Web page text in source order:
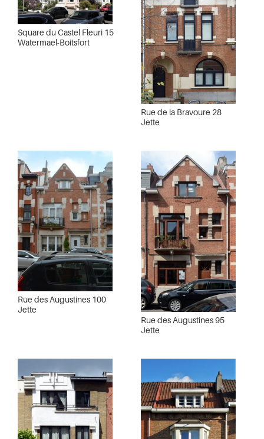
Square du Castel Fleuri 15
Watermael-Boitsfort
Rue de la Bravoure 28
Jette
Rue des Augustines 100
Jette
Rue des Augustines 95
Jette